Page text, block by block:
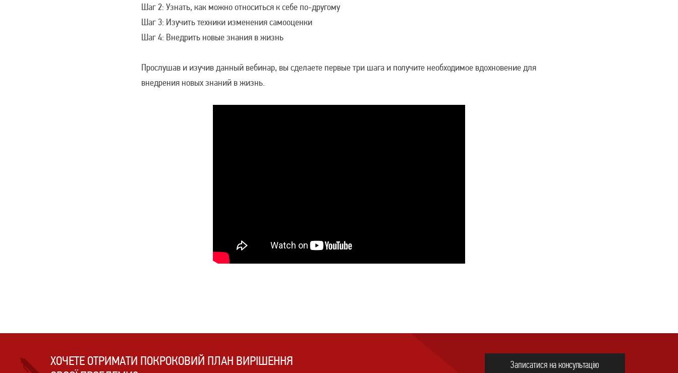
Шаг 2: Узнать, как можно относиться к себе по-другому
Шаг 3: Изучить техники изменения самооценки
Шаг 4: Внедрить новые знания в жизнь
Прослушав и изучив данный вебинар, вы сделаете первые три шага и получите необходимое вдохновение для
внедрения новых знаний в жизнь.
ХОЧЕТЕ ОТРИМАТИ ПОКРОКОВИЙ ПЛАН ВИРІШЕННЯ
Записатися на консультацію